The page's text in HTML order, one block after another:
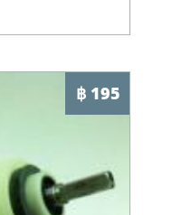
฿ 195